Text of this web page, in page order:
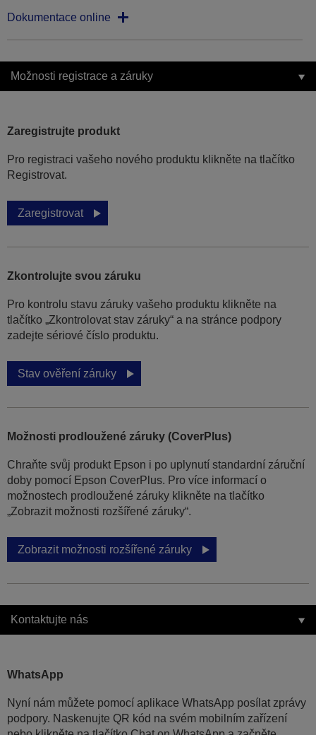
Dokumentace online
Možnosti registrace a záruky
Zaregistrujte produkt
Pro registraci vašeho nového produktu klikněte na tlačítko
Registrovat.
Zaregistrovat
Zkontrolujte svou záruku
Pro kontrolu stavu záruky vašeho produktu klikněte na
tlačítko „Zkontrolovat stav záruky“ a na stránce podpory
zadejte sériové číslo produktu.
Stav ověření záruky
Možnosti prodloužené záruky (CoverPlus)
Chraňte svůj produkt Epson i po uplynutí standardní záruční
doby pomocí Epson CoverPlus. Pro více informací o
možnostech prodloužené záruky klikněte na tlačítko
„Zobrazit možnosti rozšířené záruky“.
Zobrazit možnosti rozšířené záruky
Kontaktujte nás
WhatsApp
Nyní nám můžete pomocí aplikace WhatsApp posílat zprávy
podpory. Naskenujte QR kód na svém mobilním zařízení